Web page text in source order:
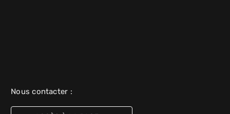
Nous contacter :